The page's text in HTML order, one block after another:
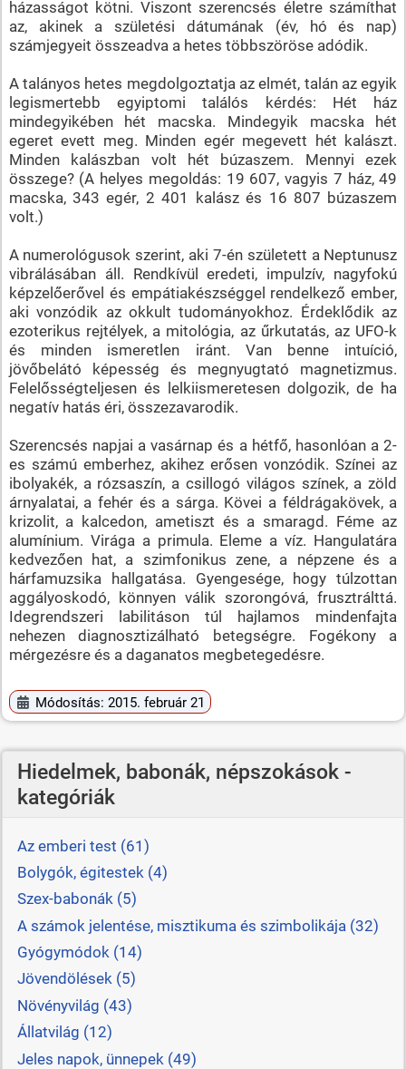
házasságot kötni. Viszont szerencsés életre számíthat
az, akinek a születési dátumának (év, hó és nap)
számjegyeit összeadva a hetes többszöröse adódik.
A talányos hetes megdolgoztatja az elmét, talán az egyik
legismertebb egyiptomi találós kérdés: Hét ház
mindegyikében hét macska. Mindegyik macska hét
egeret evett meg. Minden egér megevett hét kalászt.
Minden kalászban volt hét búzaszem. Mennyi ezek
összege? (A helyes megoldás: 19 607, vagyis 7 ház, 49
macska, 343 egér, 2 401 kalász és 16 807 búzaszem
volt.)
A numerológusok szerint, aki 7-én született a Neptunusz
vibrálásában áll. Rendkívül eredeti, impulzív, nagyfokú
képzelőerővel és empátiakészséggel rendelkező ember,
aki vonzódik az okkult tudományokhoz. Érdeklődik az
ezoterikus rejtélyek, a mitológia, az űrkutatás, az UFO-k
és minden ismeretlen iránt. Van benne intuíció,
jövőbelátó képesség és megnyugtató magnetizmus.
Felelősségteljesen és lelkiismeretesen dolgozik, de ha
negatív hatás éri, összezavarodik.
Szerencsés napjai a vasárnap és a hétfő, hasonlóan a 2-
es számú emberhez, akihez erősen vonzódik. Színei az
ibolyakék, a rózsaszín, a csillogó világos színek, a zöld
árnyalatai, a fehér és a sárga. Kövei a féldrágakövek, a
krizolit, a kalcedon, ametiszt és a smaragd. Féme az
alumínium. Virága a primula. Eleme a víz. Hangulatára
kedvezően hat, a szimfonikus zene, a népzene és a
hárfamuzsika hallgatása. Gyengesége, hogy túlzottan
aggályoskodó, könnyen válik szorongóvá, frusztrálttá.
Idegrendszeri labilitáson túl hajlamos mindenfajta
nehezen diagnosztizálható betegségre. Fogékony a
mérgezésre és a daganatos megbetegedésre.
Módosítás: 2015. február 21
Hiedelmek, babonák, népszokások -
kategóriák
Az emberi test (61)
Bolygók, égitestek (4)
Szex-babonák (5)
A számok jelentése, misztikuma és szimbolikája (32)
Gyógymódok (14)
Jövendölések (5)
Növényvilág (43)
Állatvilág (12)
Jeles napok, ünnepek (49)